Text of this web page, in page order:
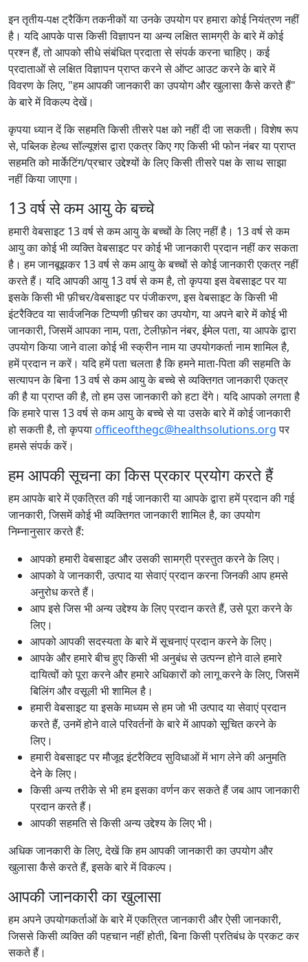
इन तृतीय-पक्ष ट्रैकिंग तकनीकों या उनके उपयोग पर हमारा कोई नियंत्रण नहीं
है। यदि आपके पास किसी विज्ञापन या अन्य लक्षित सामग्री के बारे में कोई
प्रश्न हैं, तो आपको सीधे संबंधित प्रदाता से संपर्क करना चाहिए। कई
प्रदाताओं से लक्षित विज्ञापन प्राप्त करने से ऑप्ट आउट करने के बारे में
विवरण के लिए, "हम आपकी जानकारी का उपयोग और खुलासा कैसे करते हैं"
के बारे में विकल्प देखें।
कृपया ध्यान दें कि सहमति किसी तीसरे पक्ष को नहीं दी जा सकती। विशेष रूप
से, पब्लिक हेल्थ सॉल्यूशंस द्वारा एकत्र किए गए किसी भी फोन नंबर या प्राप्त
सहमति को मार्केटिंग/प्रचार उद्देश्यों के लिए किसी तीसरे पक्ष के साथ साझा
नहीं किया जाएगा।
13 वर्ष से कम आयु के बच्चे
हमारी वेबसाइट 13 वर्ष से कम आयु के बच्चों के लिए नहीं है। 13 वर्ष से कम
आयु का कोई भी व्यक्ति वेबसाइट पर कोई भी जानकारी प्रदान नहीं कर सकता
है। हम जानबूझकर 13 वर्ष से कम आयु के बच्चों से कोई जानकारी एकत्र नहीं
करते हैं। यदि आपकी आयु 13 वर्ष से कम है, तो कृपया इस वेबसाइट पर या
इसके किसी भी फ़ीचर/वेबसाइट पर पंजीकरण, इस वेबसाइट के किसी भी
इंटरैक्टिव या सार्वजनिक टिप्पणी फ़ीचर का उपयोग, या अपने बारे में कोई भी
जानकारी, जिसमें आपका नाम, पता, टेलीफ़ोन नंबर, ईमेल पता, या आपके द्वारा
उपयोग किया जाने वाला कोई भी स्क्रीन नाम या उपयोगकर्ता नाम शामिल है,
हमें प्रदान न करें। यदि हमें पता चलता है कि हमने माता-पिता की सहमति के
सत्यापन के बिना 13 वर्ष से कम आयु के बच्चे से व्यक्तिगत जानकारी एकत्र
की है या प्राप्त की है, तो हम उस जानकारी को हटा देंगे। यदि आपको लगता है
कि हमारे पास 13 वर्ष से कम आयु के बच्चे से या उसके बारे में कोई जानकारी
हो सकती है, तो कृपयाofficeofthegc@healthsolutions.orgपर
हमसे संपर्क करें।
हम आपकी सूचना का किस प्रकार प्रयोग करते हैं
हम आपके बारे में एकत्रित की गई जानकारी या आपके द्वारा हमें प्रदान की गई
जानकारी, जिसमें कोई भी व्यक्तिगत जानकारी शामिल है, का उपयोग
निम्नानुसार करते हैं:
आपको हमारी वेबसाइट और उसकी सामग्री प्रस्तुत करने के लिए।
आपको वे जानकारी, उत्पाद या सेवाएं प्रदान करना जिनकी आप हमसे
अनुरोध करते हैं।
आप इसे जिस भी अन्य उद्देश्य के लिए प्रदान करते हैं, उसे पूरा करने के
लिए।
आपको आपकी सदस्यता के बारे में सूचनाएं प्रदान करने के लिए।
आपके और हमारे बीच हुए किसी भी अनुबंध से उत्पन्न होने वाले हमारे
दायित्वों को पूरा करने और हमारे अधिकारों को लागू करने के लिए, जिसमें
बिलिंग और वसूली भी शामिल है।
हमारी वेबसाइट या इसके माध्यम से हम जो भी उत्पाद या सेवाएं प्रदान
करते हैं, उनमें होने वाले परिवर्तनों के बारे में आपको सूचित करने के
लिए।
हमारी वेबसाइट पर मौजूद इंटरैक्टिव सुविधाओं में भाग लेने की अनुमति
देने के लिए।
किसी अन्य तरीके से भी हम इसका वर्णन कर सकते हैं जब आप जानकारी
प्रदान करते हैं।
आपकी सहमति से किसी अन्य उद्देश्य के लिए भी।
अधिक जानकारी के लिए, देखें कि हम आपकी जानकारी का उपयोग और
खुलासा कैसे करते हैं, इसके बारे में विकल्प।
आपकी जानकारी का खुलासा
हम अपने उपयोगकर्ताओं के बारे में एकत्रित जानकारी और ऐसी जानकारी,
जिससे किसी व्यक्ति की पहचान नहीं होती, बिना किसी प्रतिबंध के प्रकट कर
सकते हैं।